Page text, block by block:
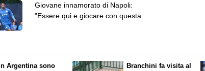
Giovane innamorato di Napoli:
"Essere qui e giocare con questa
In Argentina sono
Branchini fa visita al